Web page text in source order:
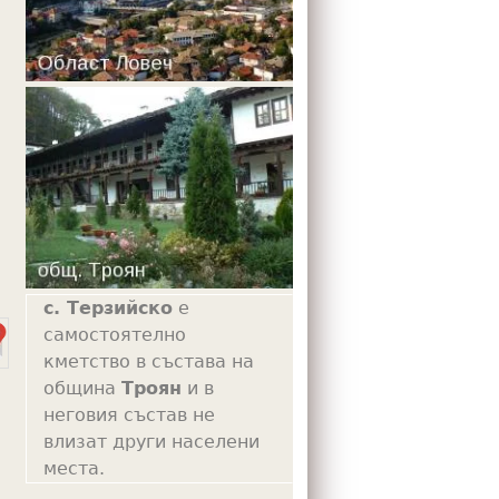
с. Терзийско е
самостоятелно
кметство в състава на
община Троян и в
неговия състав не
влизат други населени
места.